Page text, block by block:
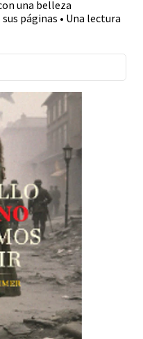
una belleza
páginas • Una lectura